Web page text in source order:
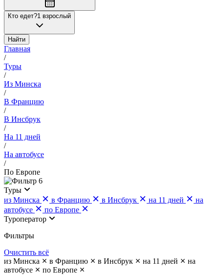
Кто едет?1 взрослый
Найти
Главная
/
Туры
/
Из Минска
/
В Францию
/
В Инсбрук
/
На 11 дней
/
На автобусе
/
По Европе
6
Туры
из Минска
в Францию в Инсбрук на 11 дней
на
автобусе
по Европе
Туроператор
Фильтры
Очистить всё
из Минска
в Францию в Инсбрук на 11 дней
на
автобусе
по Европе